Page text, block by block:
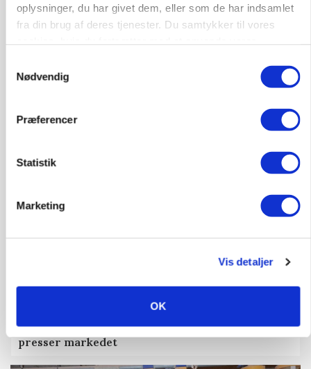
oplysninger, du har givet dem, eller som de har indsamlet
fra din brug af deres tjenester. Du samtykker til vores
Nødvendig
Præferencer
Statistik
Marketing
Vis detaljer
OK
Russisk mælkepris dykker 23 procent
Prisgab på 20 kroner pr. kg vokser: Polsk kylling
presser markedet